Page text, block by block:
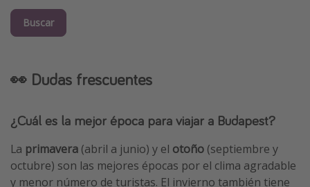
Buscar
👀 Dudas frescuentes
¿Cuál es la mejor época para viajar a Budapest?
La primavera (abril a junio) y el otoño (septiembre y
octubre) son las mejores épocas por el clima agradable
y menor número de turistas. El invierno también tiene